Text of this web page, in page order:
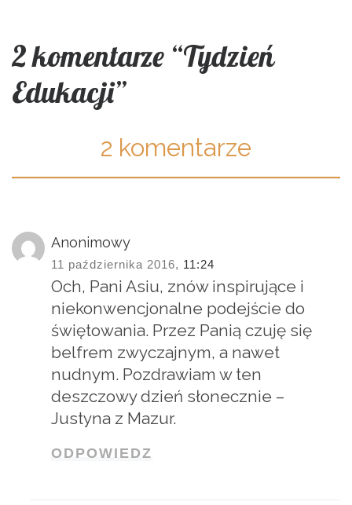
2 komentarze “Tydzień
Edukacji”
2 komentarze
Anonimowy
11 października 2016, 11:24
Och, Pani Asiu, znów inspirujące i
niekonwencjonalne podejście do
świętowania. Przez Panią czuję się
belfrem zwyczajnym, a nawet
nudnym. Pozdrawiam w ten
deszczowy dzień słonecznie –
Justyna z Mazur.
ODPOWIEDZ